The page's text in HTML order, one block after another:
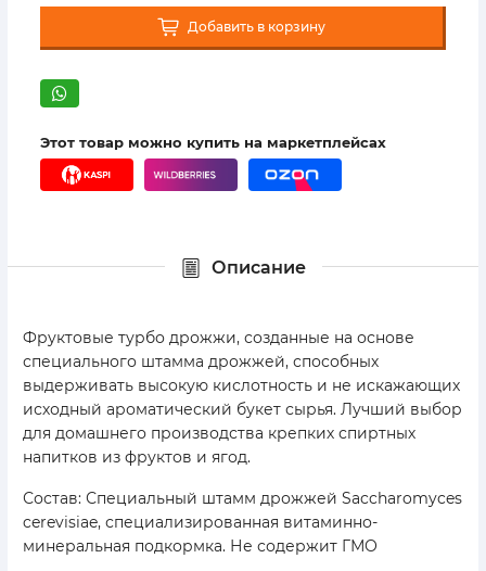
Добавить в корзину
Этот товар можно купить на маркетплейсах
Описание
Фруктовые турбо дрожжи, созданные на основе
специального штамма дрожжей, способных
выдерживать высокую кислотность и не искажающих
исходный ароматический букет сырья. Лучший выбор
для домашнего производства крепких спиртных
напитков из фруктов и ягод.
Состав: Специальный штамм дрожжей Saccharomyces
cerevisiae, специализированная витаминно-
минеральная подкормка. Не содержит ГМО